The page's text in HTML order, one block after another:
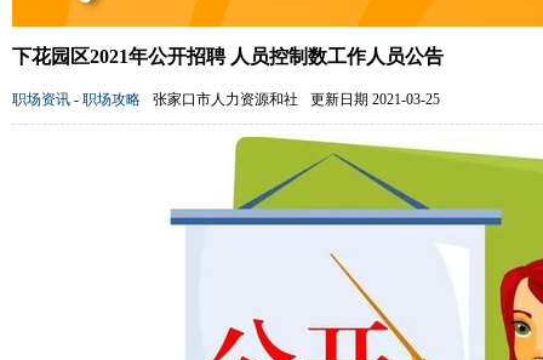
下花园区2021年公开招聘 人员控制数工作人员公告
职场资讯 - 职场攻略 张家口市人力资源和社 更新日期 2021-03-25